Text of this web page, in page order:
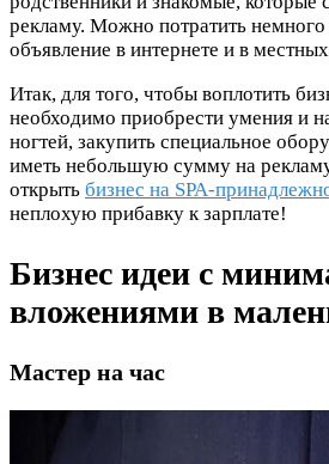
рекламу. Можно потратить немного
объявление в интернете и в
Итак, для того, чтобы воплотить
необходимо приобрести умения и
ногтей, закупить специальное
иметь небольшую сумму на
открыть бизнес на SPA-
неплохую прибавку к зарплате!
Бизнес идеи с
вложениями в
Мастер на час